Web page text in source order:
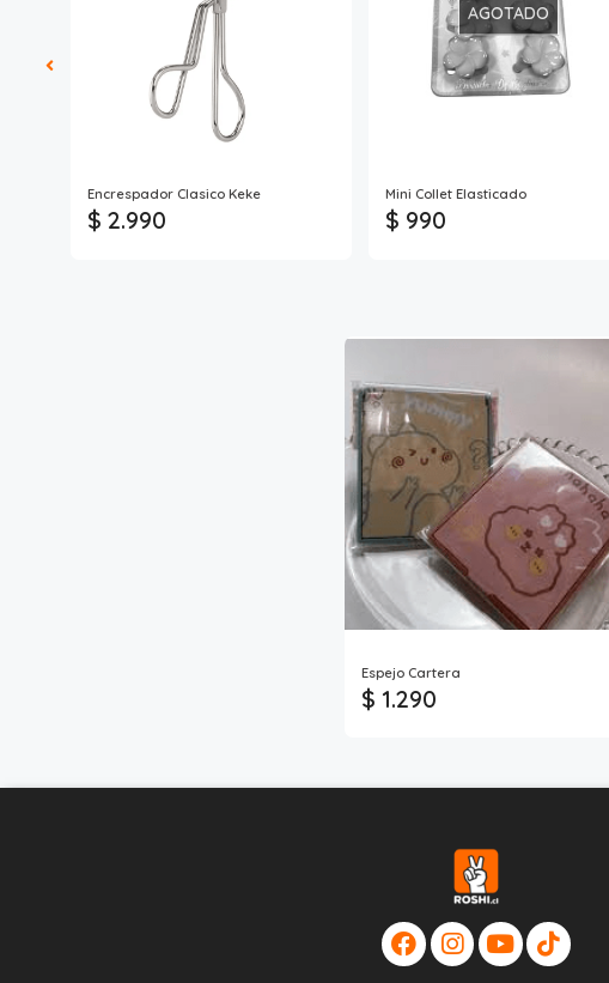
Encrespador Clasico Keke
$ 2.990
AGOTADO
Mini Collet Elasticado
$ 990
Espejo Cartera
$ 1.290